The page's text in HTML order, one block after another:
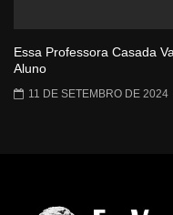
Essa Professora Casada
Aluno
11 DE SETEMBRO DE 2024